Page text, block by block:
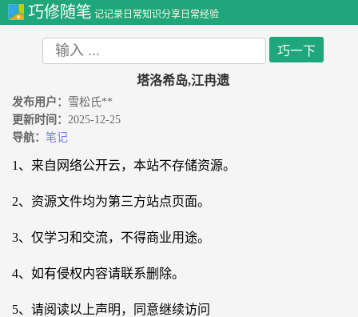
巧修随笔 记记录日常知识分享日常经验
塔洛希岛,江冉遗
发布用户： 雪松氏**
更新时间： 2025-12-25
导航： 笔记
1、来自网络公开云，本站不存储资源。
2、资源文件均为第三方站点页面。
3、仅学习和交流，不得商业用途。
4、如有侵权内容请联系删除。
5、请阅读以上声明，同意继续访问